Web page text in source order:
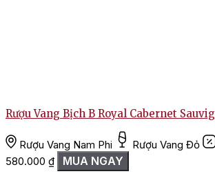
Rượu Vang Bịch B Royal Cabernet
Rượu Vang Nam Phi Rượu Vang Đỏ
580.000 ₫ MUA NGAY